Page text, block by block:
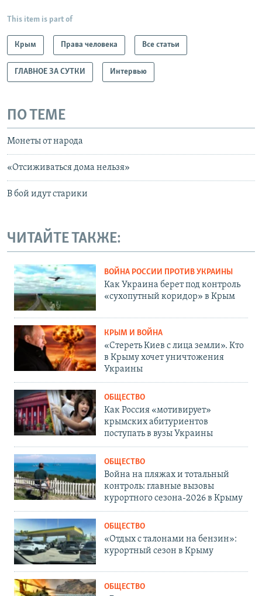
This item is part of
Крым Права человека Все статьи
ГЛАВНОЕ ЗА СУТКИ Интервью
ПО ТЕМЕ
Монеты от народа
«Отсиживаться дома нельзя»
В бой идут старики
ЧИТАЙТЕ ТАКЖЕ:
ВОЙНА РОССИИ ПРОТИВ УКРАИНЫ
Как Украина берет под контроль
«сухопутный коридор» в Крым
КРЫМ И ВОЙНА
«Стереть Киев с лица земли». Кто
в Крыму хочет уничтожения
Украины
ОБЩЕСТВО
Как Россия «мотивирует»
крымских абитуриентов
поступать в вузы Украины
ОБЩЕСТВО
Война на пляжах и тотальный
контроль: главные вызовы
курортного сезона-2026 в Крыму
ОБЩЕСТВО
«Отдых с талонами на бензин»:
курортный сезон в Крыму
ОБЩЕСТВО